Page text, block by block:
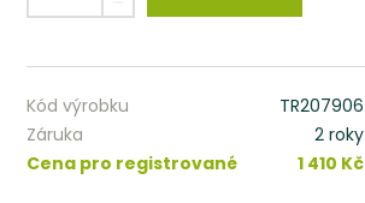
Kód výrobku
TR207906
Záruka
2 roky
Cena pro registrované
1 410 Kč